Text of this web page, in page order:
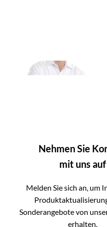
Nehmen Sie
mit uns auf
Melden Sie sich an, um
Sonderangebote von
erhalten.